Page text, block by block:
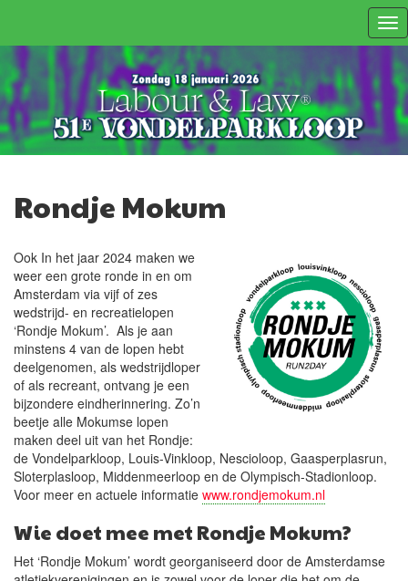
Rondje Mokum
Ook In het jaar 2024 maken we
weer een grote ronde in en om
Amsterdam via vijf of zes
wedstrijd- en recreatielopen
‘Rondje Mokum’. Als je aan
minstens 4 van de lopen hebt
deelgenomen, als wedstrijdloper
of als recreant, ontvang je een
bijzondere eindherinnering. Zo’n
beetje alle Mokumse lopen
maken deel uit van het Rondje:
de Vondelparkloop, Louis-Vinkloop, Nescioloop, Gaasperplasrun,
Sloterplasloop, Middenmeerloop en de Olympisch-Stadionloop.
Voor meer en actuele informatie www.rondjemokum.nl
Wie doet mee met Rondje Mokum?
Het ‘Rondje Mokum’ wordt georganiseerd door de Amsterdamse